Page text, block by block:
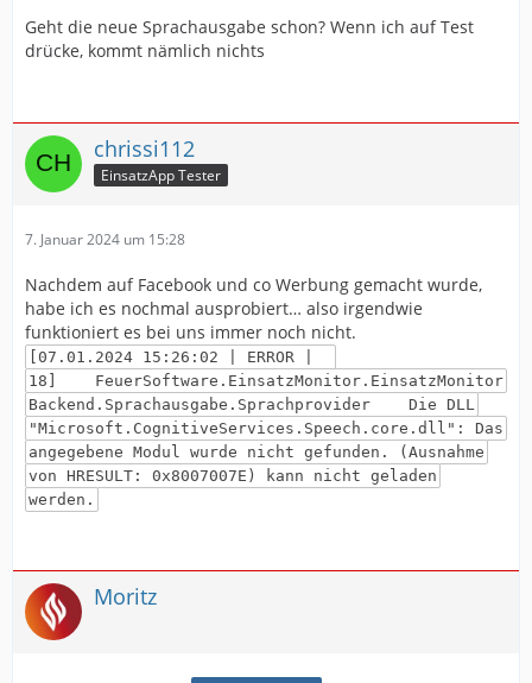
Geht die neue Sprachausgabe schon? Wenn ich auf Test
drücke, kommt nämlich nichts
chrissi112
EinsatzApp Tester
7. Januar 2024 um 15:28
Nachdem auf Facebook und co Werbung gemacht wurde,
habe ich es nochmal ausprobiert… also irgendwie
funktioniert es bei uns immer noch nicht.
[07.01.2024 15:26:02 | ERROR |
18] FeuerSoftware.EinsatzMonitor.EinsatzMonitor
Backend.Sprachausgabe.Sprachprovider Die DLL
"Microsoft.CognitiveServices.Speech.core.dll": Das
angegebene Modul wurde nicht gefunden. (Ausnahme
von HRESULT: 0x8007007E) kann nicht geladen
werden.
Moritz